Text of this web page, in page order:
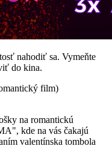
nahodiť sa. Vymeňte
do kina.
film)
na romantickú
kde na vás čakajú
valentínska tombola